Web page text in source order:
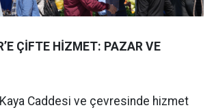
ÇİFTE HİZMET: PAZAR VE
Kaya Caddesi ve çevresinde hizmet